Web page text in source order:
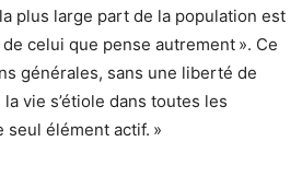
plus large part de la population est
celui que pense autrement ». Ce
générales, sans une liberté de
vie s’étiole dans toutes les
élément actif. »